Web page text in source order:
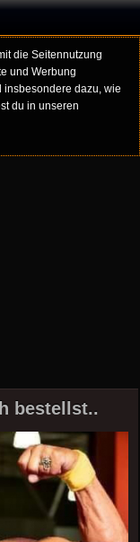
die Seitennutzung
und Werbung
insbesondere dazu, wie
du in unseren
bestellst..